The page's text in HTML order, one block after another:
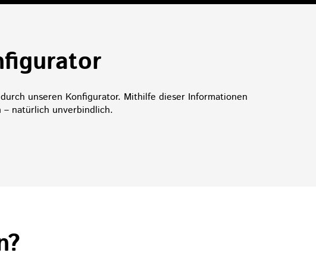
unseren Konfigurator. Mithilfe dieser Informationen
natürlich unverbindlich.